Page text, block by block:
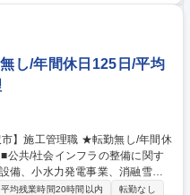
し/年間休日125日/平均
備、小水力発電事業、消融雪設
携わります。 《具体的に
平均残業時間20時間以内
転勤なし